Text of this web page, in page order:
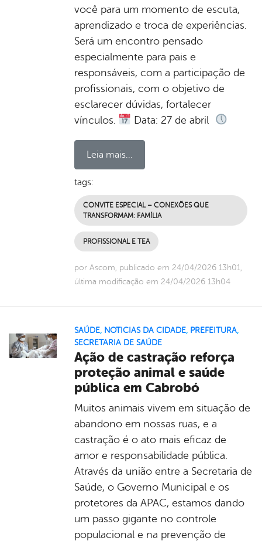
você para um momento de escuta,
aprendizado e troca de experiências.
Será um encontro pensado
especialmente para pais e
responsáveis, com a participação de
profissionais, com o objetivo de
esclarecer dúvidas, fortalecer
vínculos.
Data: 27 de abril
Leia mais...
tags:
CONVITE ESPECIAL – CONEXÕES QUE
TRANSFORMAM: FAMÍLIA
PROFISSIONAL E TEA
por Ascom, publicado em 24/04/2026 13h01,
última modificação em 24/04/2026 13h04
SAÚDE, NOTICIAS DA CIDADE, PREFEITURA,
SECRETARIA DE SAÚDE
Ação de castração reforça
proteção animal e saúde
pública em Cabrobó
Muitos animais vivem em situação de
abandono em nossas ruas, e a
castração é o ato mais eficaz de
amor e responsabilidade pública.
Através da união entre a Secretaria de
Saúde, o Governo Municipal e os
protetores da APAC, estamos dando
um passo gigante no controle
populacional e na prevenção de